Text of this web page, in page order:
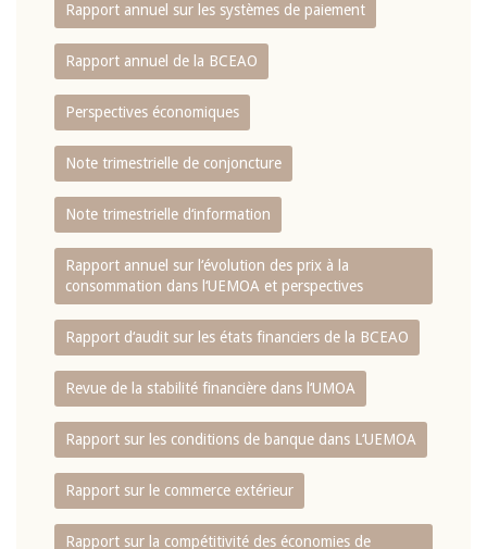
Rapport annuel sur les systèmes de paiement
Rapport annuel de la BCEAO
Perspectives économiques
Note trimestrielle de conjoncture
Note trimestrielle d‘information
Rapport annuel sur l‘évolution des prix à la
consommation dans l‘UEMOA et perspectives
Rapport d‘audit sur les états financiers de la BCEAO
Revue de la stabilité financière dans l‘UMOA
Rapport sur les conditions de banque dans L‘UEMOA
Rapport sur le commerce extérieur
Rapport sur la compétitivité des économies de